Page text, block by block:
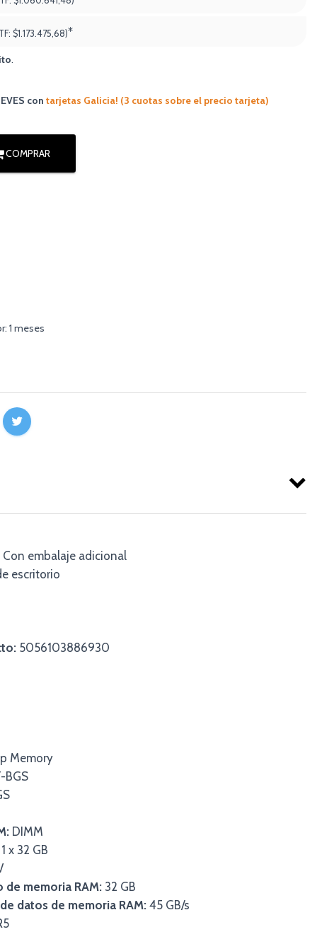
$1.173.475,68)*
.
con tarjetas Galicia! (3 cuotas sobre el precio tarjeta)
COMPRAR
1 meses
Con embalaje adicional
escritorio
5056103886930
Memory
BGS
DIMM
1 x 32 GB
memoria RAM: 32 GB
datos de memoria RAM:45 GB/s